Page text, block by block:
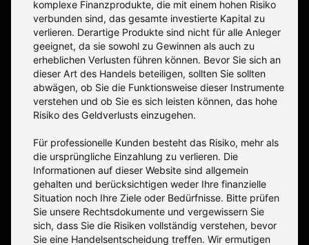
komplexe Finanzprodukte, die mit einem hohen Risiko
verbunden sind, das gesamte investierte Kapital zu
verlieren. Derartige Produkte sind nicht für alle Anleger
geeignet, da sie sowohl zu Gewinnen als auch zu
erheblichen Verlusten führen können. Bevor Sie sich an
dieser Art des Handels beteiligen, sollten Sie sollten
abwägen, ob Sie die Funktionsweise dieser Instrumente
verstehen und ob Sie es sich leisten können, das hohe
Risiko des Geldverlusts einzugehen.
Für professionelle Kunden besteht das Risiko, mehr als
die ursprüngliche Einzahlung zu verlieren. Die
Informationen auf dieser Website sind allgemein
gehalten und berücksichtigen weder Ihre finanzielle
Situation noch Ihre Ziele oder Bedürfnisse. Bitte prüfen
Sie unsere Rechtsdokumente und vergewissern Sie
sich, dass Sie die Risiken vollständig verstehen, bevor
Sie eine Handelsentscheidung treffen. Wir ermutigen